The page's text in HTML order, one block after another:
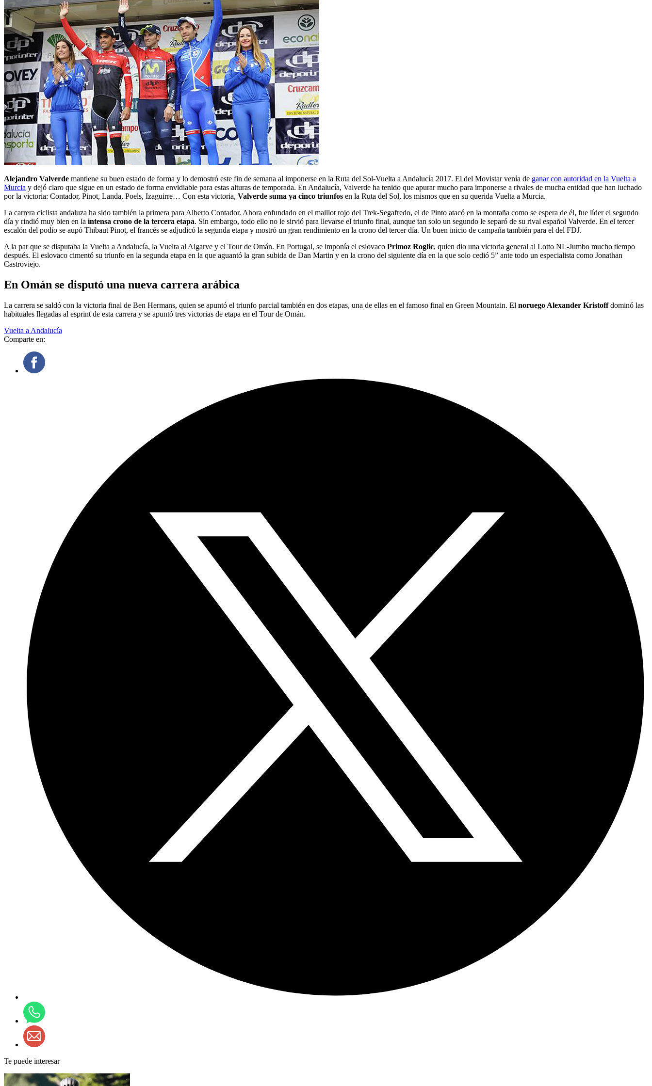
Alejandro Valverde mantiene su buen estado de forma y lo demostró este fin de semana al imponerse en la Ruta del Sol-Vuelta a Andalucía 2017. El del Movistar venía de ganar con autoridad en la Vuelta a
Murcia y dejó claro que sigue en un estado de forma envidiable para estas alturas de temporada. En Andalucía, Valverde ha tenido que apurar mucho para imponerse a rivales de mucha entidad que han luchado
por la victoria: Contador, Pinot, Landa, Poels, Izaguirre… Con esta victoria, Valverde suma ya cinco triunfos en la Ruta del Sol, los mismos que en su querida Vuelta a Murcia.
La carrera ciclista andaluza ha sido también la primera para Alberto Contador. Ahora enfundado en el maillot rojo del Trek-Segafredo, el de Pinto atacó en la montaña como se espera de él, fue líder el segundo
día y rindió muy bien en la intensa crono de la tercera etapa. Sin embargo, todo ello no le sirvió para llevarse el triunfo final, aunque tan solo un segundo le separó de su rival español Valverde. En el tercer
escalón del podio se aupó Thibaut Pinot, el francés se adjudicó la segunda etapa y mostró un gran rendimiento en la crono del tercer día. Un buen inicio de campaña también para el del FDJ.
A la par que se disputaba la Vuelta a Andalucía, la Vuelta al Algarve y el Tour de Omán. En Portugal, se imponía el eslovaco Primoz Roglic, quien dio una victoria general al Lotto NL-Jumbo mucho tiempo
después. El eslovaco cimentó su triunfo en la segunda etapa en la que aguantó la gran subida de Dan Martin y en la crono del siguiente día en la que solo cedió 5” ante todo un especialista como Jonathan
Castroviejo.
En Omán se disputó una nueva carrera arábica
La carrera se saldó con la victoria final de Ben Hermans, quien se apuntó el triunfo parcial también en dos etapas, una de ellas en el famoso final en Green Mountain. El noruego Alexander Kristoffdominó las
habituales llegadas al esprint de esta carrera y se apuntó tres victorias de etapa en el Tour de Omán.
Vuelta a Andalucía
Comparte en:
Te puede interesar